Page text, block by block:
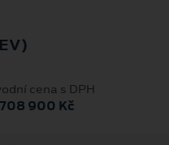
cena s DPH
708 900 Kč